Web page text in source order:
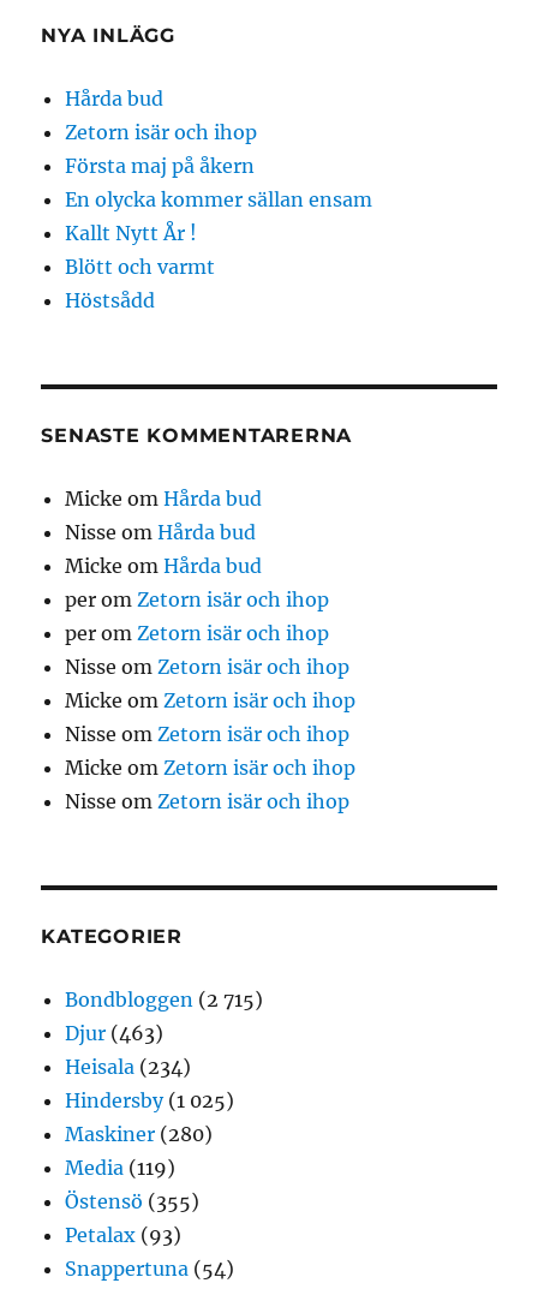
NYA INLÄGG
Hårda bud
Zetorn isär och ihop
Första maj på åkern
En olycka kommer sällan ensam
Kallt Nytt År !
Blött och varmt
Höstsådd
SENASTE KOMMENTARERNA
Micke omHårda bud
Nisse omHårda bud
Micke omHårda bud
per omZetorn isär och ihop
per omZetorn isär och ihop
Nisse omZetorn isär och ihop
Micke omZetorn isär och ihop
Nisse omZetorn isär och ihop
Micke omZetorn isär och ihop
Nisse omZetorn isär och ihop
KATEGORIER
Bondbloggen (2 715)
Djur (463)
Heisala (234)
Hindersby(1 025)
Maskiner (280)
Media (119)
Östensö (355)
Petalax (93)
Snappertuna (54)